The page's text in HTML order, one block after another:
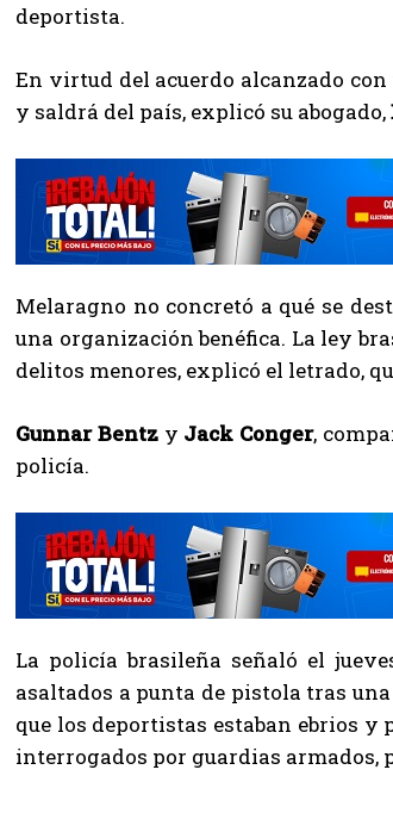
deportista.
En virtud del acuerdo alcanzado
y saldrá del país, explicó su abogado,
Melaragno no concretó a qué se
una organización benéfica. La ley
delitos menores, explicó el letrado,
Gunnar Bentz y Jack Conger,
policía.
La policía brasileña señaló el
asaltados a punta de pistola tras
que los deportistas estaban ebrios y
interrogados por guardias armados,